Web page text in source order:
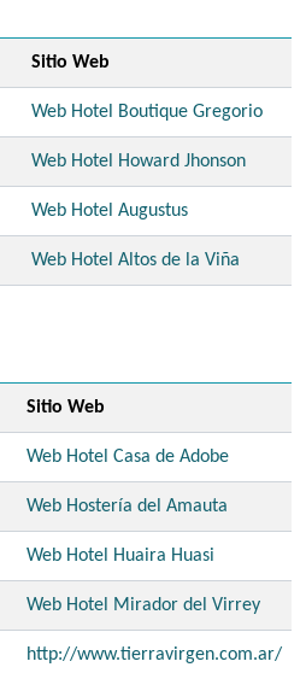
Sitio Web
Web Hotel Boutique Gregorio
Web Hotel Howard Jhonson
Web Hotel Augustus
Web Hotel Altos de la Viña
Sitio Web
Web Hotel Casa de Adobe
Web Hostería del Amauta
Web Hotel Huaira Huasi
Web Hotel Mirador del Virrey
http://www.tierravirgen.com.ar/